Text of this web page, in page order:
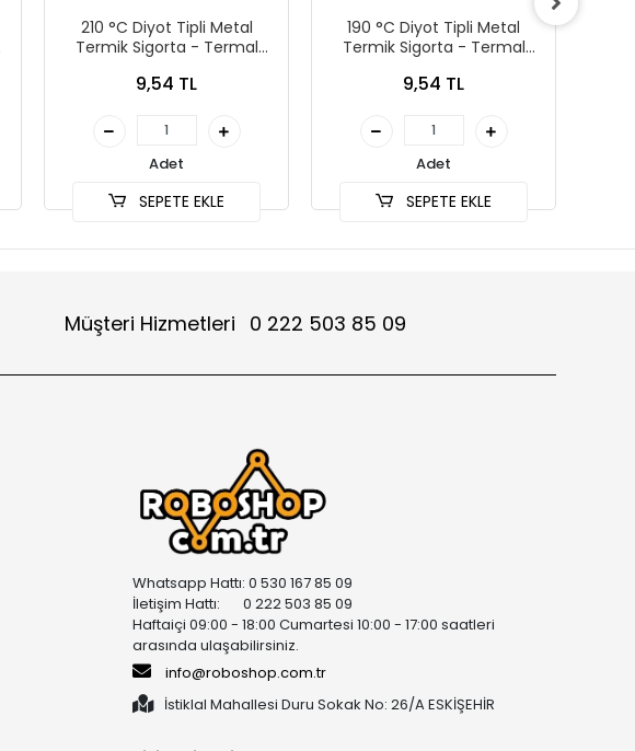
210 °C Diyot Tipli Metal
Termik Sigorta - Termal
9,54 TL
Adet
SEPETE EKLE
190 °C Diyot Tipli Metal
Termik Sigorta - Termal
9,54 TL
Adet
SEPETE EKLE
Müşteri Hizmetleri 0 222 503 85 09
Whatsapp Hattı: 0 530 167 85 09
İletişim Hattı: 0 222 503 85 09
Haftaiçi 09:00 - 18:00 Cumartesi 10:00 - 17:00 saatleri
arasında ulaşabilirsiniz.
info@roboshop.com.tr
İstiklal Mahallesi Duru Sokak No: 26/A ESKİŞEHİR